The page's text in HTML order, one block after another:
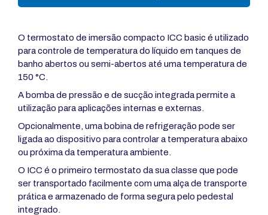
O termostato de imersão compacto ICC basic é utilizado
para controle de temperatura do líquido em tanques de
banho abertos ou semi-abertos até uma temperatura de
150 °C.
A bomba de pressão e de sucção integrada permite a
utilização para aplicações internas e externas.
Opcionalmente, uma bobina de refrigeração pode ser
ligada ao dispositivo para controlar a temperatura abaixo
ou próxima da temperatura ambiente.
O ICC é o primeiro termostato da sua classe que pode
ser transportado facilmente com uma alça de transporte
prática e armazenado de forma segura pelo pedestal
integrado.